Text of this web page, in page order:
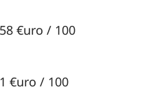
€uro / 100
€uro / 100